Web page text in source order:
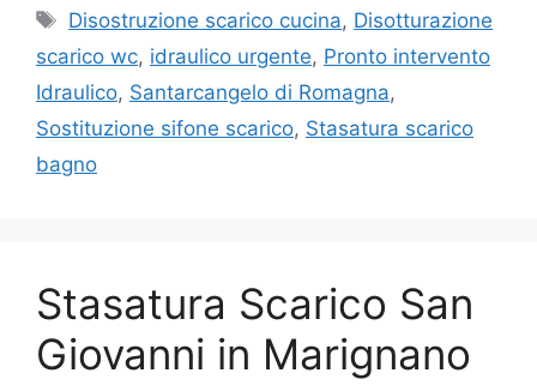
Tag
Disostruzione scarico cucina, Disotturazione
scarico wc, idraulico urgente, Pronto intervento
Idraulico, Santarcangelo di Romagna,
Sostituzione sifone scarico, Stasatura scarico
bagno
Stasatura Scarico San
Giovanni in Marignano